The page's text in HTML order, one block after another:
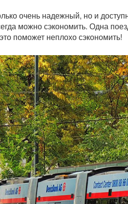
очень надежный, но и
можно сэкономить. Одна
поможет неплохо сэкономить!